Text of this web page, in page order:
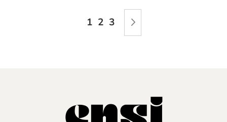
Du läser för närvarande sidan
1 Sida
2 Sida
3